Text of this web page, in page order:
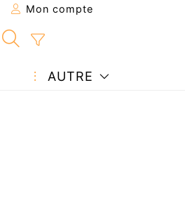
Mon compte
AUTRE